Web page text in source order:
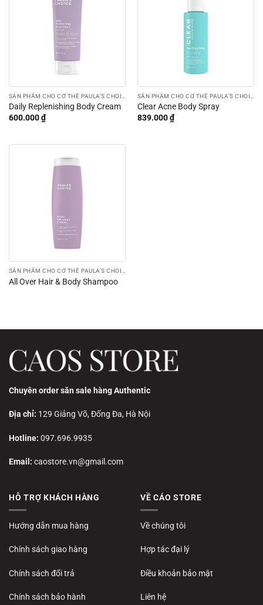
Daily Replenishing Body Cream
600.000₫
Clear Acne Body Spray
839.000₫
SẢN PHẨM CHO CƠ THỂ PAULA’S CHOICE
All Over Hair & Body Shampoo
Chuyên order săn sale hàng Authentic
Địa chỉ: 129 Giảng Võ, Đống Đa, Hà Nội
Hotline: 097.696.9935
Email: caostore.vn@gmail.com
HỖ TRỢ KHÁCH HÀNG
Hướng dẫn mua hàng
Chính sách giao hàng
Chính sách đổi trả
Chính sách bảo hành
VỀ CÁO STORE
Về chúng tôi
Hợp tác đại lý
Điều khoản bảo mật
Liên hệ